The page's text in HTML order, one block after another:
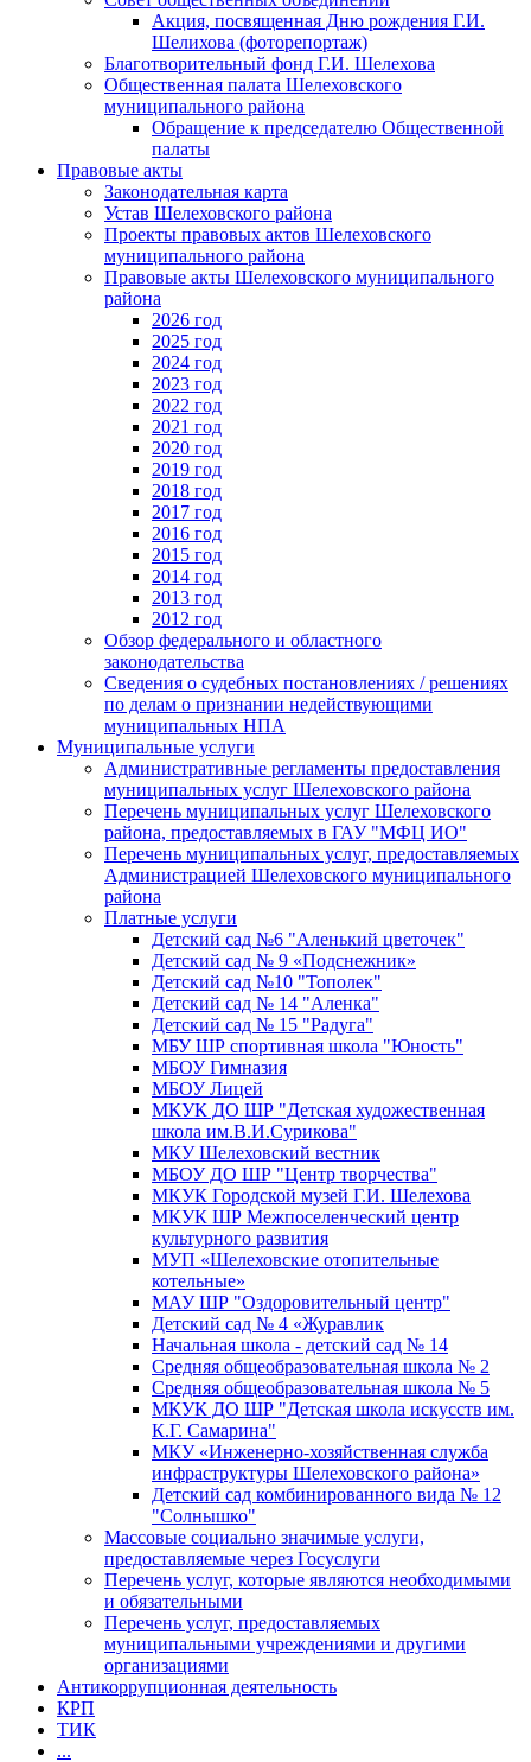
Акция, посвященная Дню рождения Г.И.
Шелихова (фоторепортаж)
Благотворительный фонд Г.И. Шелехова
Общественная палата Шелеховского
муниципального района
Обращение к председателю Общественной
палаты
Правовые акты
Законодательная карта
Устав Шелеховского района
Проекты правовых актов Шелеховского
муниципального района
Правовые акты Шелеховского муниципального
района
2026 год
2025 год
2024 год
2023 год
2022 год
2021 год
2020 год
2019 год
2018 год
2017 год
2016 год
2015 год
2014 год
2013 год
2012 год
Обзор федерального и областного
законодательства
Сведения о судебных постановлениях / решениях
по делам о признании недействующими
муниципальных НПА
Муниципальные услуги
Административные регламенты предоставления
муниципальных услуг Шелеховского района
Перечень муниципальных услуг Шелеховского
района, предоставляемых в ГАУ "МФЦ ИО"
Перечень муниципальных услуг, предоставляемых
Администрацией Шелеховского муниципального
района
Платные услуги
Детский сад №6 "Аленький цветочек"
Детский сад № 9 «Подснежник»
Детский сад №10 "Тополек"
Детский сад № 14 "Аленка"
Детский сад № 15 "Радуга"
МБУ ШР спортивная школа "Юность"
МБОУ Гимназия
МБОУ Лицей
МКУК ДО ШР "Детская художественная
школа им.В.И.Сурикова"
МКУ Шелеховский вестник
МБОУ ДО ШР "Центр творчества"
МКУК Городской музей Г.И. Шелехова
МКУК ШР Межпоселенческий центр
культурного развития
МУП «Шелеховские отопительные
котельные»
МАУ ШР "Оздоровительный центр"
Детский сад № 4 «Журавлик
Начальная школа - детский сад № 14
Средняя общеобразовательная школа № 2
Средняя общеобразовательная школа № 5
МКУК ДО ШР "Детская школа искусств им.
К.Г. Самарина"
МКУ «Инженерно-хозяйственная служба
инфраструктуры Шелеховского района»
Детский сад комбинированного вида № 12
"Солнышко"
Массовые социально значимые услуги,
предоставляемые через Госуслуги
Перечень услуг, которые являются необходимыми
и обязательными
Перечень услуг, предоставляемых
муниципальными учреждениями и другими
организациями
Антикоррупционная деятельность
КРП
ТИК
...